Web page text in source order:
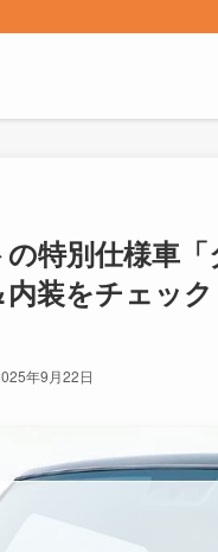
特別仕様車
装をチェッ
年9月22日